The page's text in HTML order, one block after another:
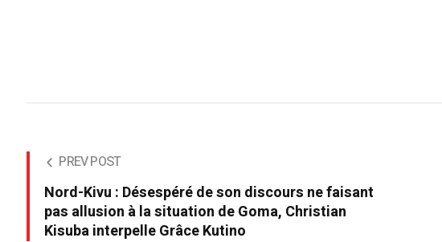
PREV POST
Nord-Kivu : Désespéré de son discours ne faisant
pas allusion à la situation de Goma, Christian
Kisuba interpelle Grâce Kutino